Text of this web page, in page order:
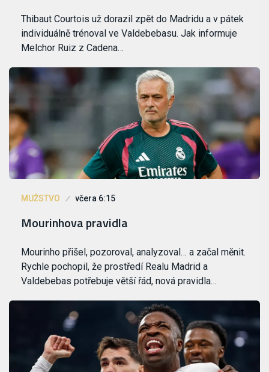
Thibaut Courtois už dorazil zpět do Madridu a v pátek
individuálně trénoval ve Valdebebasu. Jak informuje
Melchor Ruiz z Cadena…
MUŽSTVO včera 6:15
Mourinhova pravidla
Mourinho přišel, pozoroval, analyzoval… a začal měnit.
Rychle pochopil, že prostředí Realu Madrid a
Valdebebas potřebuje větší řád, nová pravidla…